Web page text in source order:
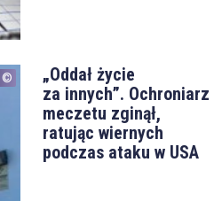
„Oddał życie
za innych”. Ochroniarz
meczetu zginął,
ratując wiernych
podczas ataku w USA